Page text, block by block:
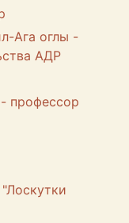
Ага оглы -
АДР
профессор